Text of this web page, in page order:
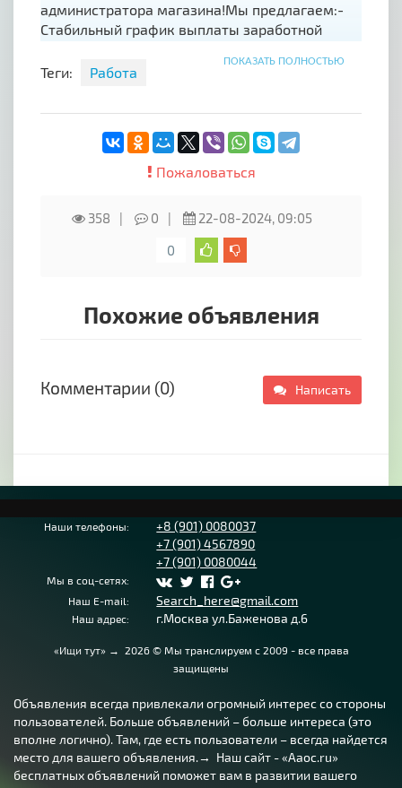
администратора магазина!Мы предлагаем:-
Стабильный график выплаты заработной
коллектив- Опытного наставникаМы ждём в
ПОКАЗАТЬ ПОЛНОСТЬЮ
Теги: Работа
Пожаловаться
358 0
22-08-2024, 09:05
0
Похожие объявления
Комментарии (0) Написать
Наши телефоны:
+8 (901) 0080037
+7 (901) 4567890
+7 (901) 0080044
Мы в соц-сетях:
Наш E-mail:
Search_here@gmail.com
Наш адрес: г.Москва ул.Баженова д.6
«Ищи тут» → 2026© Мы транслируем с 2009 - все права
защищены
Объявления всегда привлекали огромный интерес со стороны
пользователей. Больше объявлений – больше интереса (это
вполне логично). Там, где есть пользователи – всегда найдется
место для вашего объявления.→ Наш сайт - «Aaoc.ru»
бесплатных объявлений поможет вам в развитии вашего